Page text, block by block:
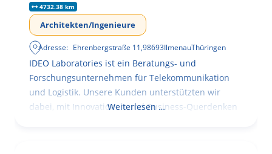
4732.38 km
Architekten/Ingenieure
Adresse: Ehrenbergstraße 11,98693IlmenauThüringen
IDEO Laboratories ist ein Beratungs- und
Forschungsunternehmen für Telekommunikation
und Logistik. Unsere Kunden unterstützten wir
dabei, mit Innovationen und Business-Querdenken
Weiterlesen …